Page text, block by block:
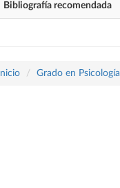
Bibliografía recomendada
Inicio Grado en Psicología